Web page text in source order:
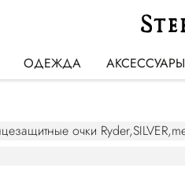
ОДЕЖДА АКСЕССУАРЫ